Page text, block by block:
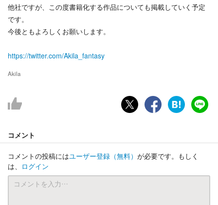
他社ですが、この度書籍化する作品についても掲載していく予定
です。
今後ともよろしくお願いします。
https://twitter.com/Akila_fantasy
Akila
コメント
コメントの投稿にはユーザー登録 （無料） が必要です。もしく
は、 ログイン